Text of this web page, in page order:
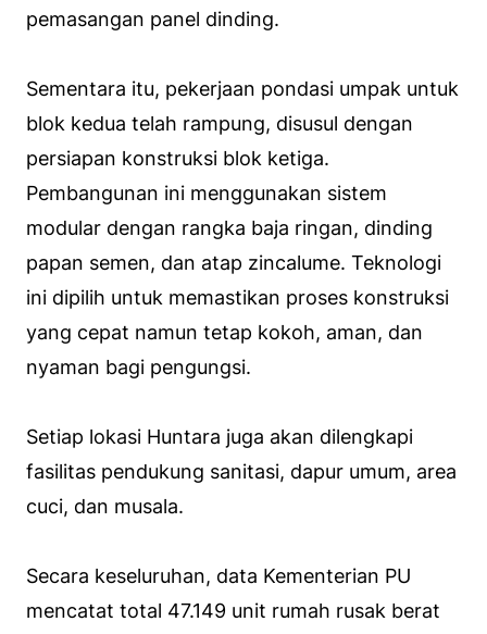
pemasangan panel dinding.
Sementara itu, pekerjaan pondasi umpak untuk
blok kedua telah rampung, disusul dengan
persiapan konstruksi blok ketiga.
Pembangunan ini menggunakan sistem
modular dengan rangka baja ringan, dinding
papan semen, dan atap zincalume. Teknologi
ini dipilih untuk memastikan proses konstruksi
yang cepat namun tetap kokoh, aman, dan
nyaman bagi pengungsi.
Setiap lokasi Huntara juga akan dilengkapi
fasilitas pendukung sanitasi, dapur umum, area
cuci, dan musala.
Secara keseluruhan, data Kementerian PU
mencatat total 47.149 unit rumah rusak berat